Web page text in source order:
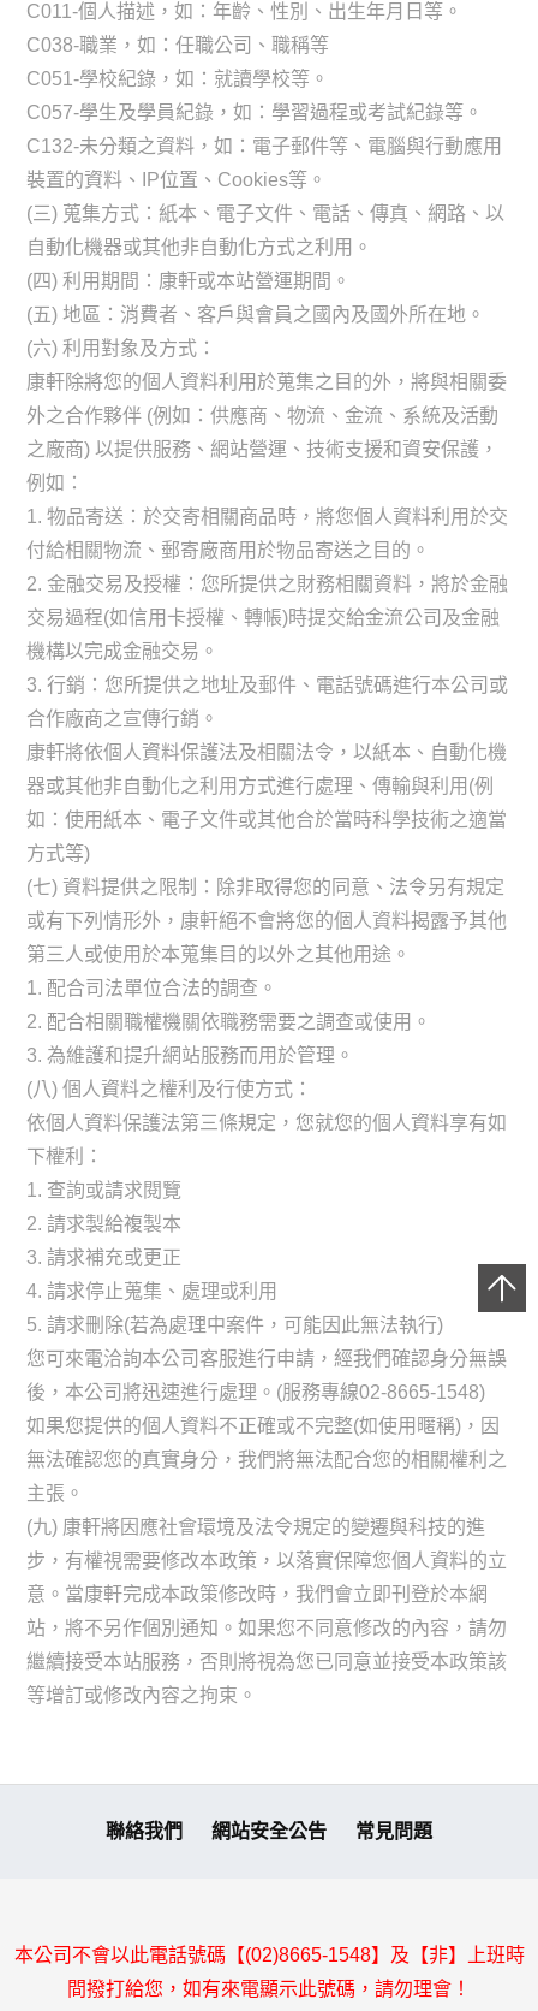
C011-個人描述，如：年齡、性別、出生年月日等。
C038-職業，如：任職公司、職稱等
C051-學校紀錄，如：就讀學校等。
C057-學生及學員紀錄，如：學習過程或考試紀錄等。
C132-未分類之資料，如：電子郵件等、電腦與行動應用
裝置的資料、IP位置、Cookies等。
(三) 蒐集方式：紙本、電子文件、電話、傳真、網路、以
自動化機器或其他非自動化方式之利用。
(四) 利用期間：康軒或本站營運期間。
(五) 地區：消費者、客戶與會員之國內及國外所在地。
(六) 利用對象及方式：
康軒除將您的個人資料利用於蒐集之目的外，將與相關委
外之合作夥伴 (例如：供應商、物流、金流、系統及活動
之廠商) 以提供服務、網站營運、技術支援和資安保護，
例如：
1. 物品寄送：於交寄相關商品時，將您個人資料利用於交
付給相關物流、郵寄廠商用於物品寄送之目的。
2. 金融交易及授權：您所提供之財務相關資料，將於金融
交易過程(如信用卡授權、轉帳)時提交給金流公司及金融
機構以完成金融交易。
3. 行銷：您所提供之地址及郵件、電話號碼進行本公司或
合作廠商之宣傳行銷。
康軒將依個人資料保護法及相關法令，以紙本、自動化機
器或其他非自動化之利用方式進行處理、傳輸與利用(例
如：使用紙本、電子文件或其他合於當時科學技術之適當
方式等)
(七) 資料提供之限制：除非取得您的同意、法令另有規定
或有下列情形外，康軒絕不會將您的個人資料揭露予其他
第三人或使用於本蒐集目的以外之其他用途。
1. 配合司法單位合法的調查。
2. 配合相關職權機關依職務需要之調查或使用。
3. 為維護和提升網站服務而用於管理。
(八) 個人資料之權利及行使方式：
依個人資料保護法第三條規定，您就您的個人資料享有如
下權利：
1. 查詢或請求閱覽
2. 請求製給複製本
3. 請求補充或更正
4. 請求停止蒐集、處理或利用
5. 請求刪除(若為處理中案件，可能因此無法執行)
您可來電洽詢本公司客服進行申請，經我們確認身分無誤
後，本公司將迅速進行處理。(服務專線02-8665-1548)
如果您提供的個人資料不正確或不完整(如使用暱稱)，因
無法確認您的真實身分，我們將無法配合您的相關權利之
主張。
(九) 康軒將因應社會環境及法令規定的變遷與科技的進
步，有權視需要修改本政策，以落實保障您個人資料的立
意。當康軒完成本政策修改時，我們會立即刊登於本網
站，將不另作個別通知。如果您不同意修改的內容，請勿
繼續接受本站服務，否則將視為您已同意並接受本政策該
等增訂或修改內容之拘束。
聯絡我們 網站安全公告 常見問題
本公司不會以此電話號碼【(02)8665-1548】及【非】上班時
間撥打給您，如有來電顯示此號碼，請勿理會！